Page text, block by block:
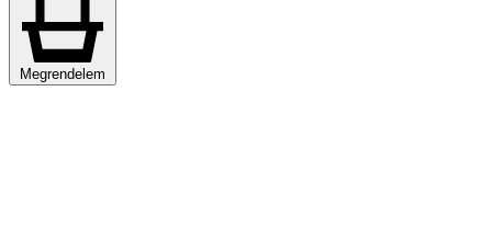
Megrendelem